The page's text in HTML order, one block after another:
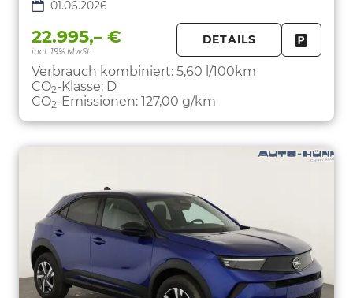
01.06.2026
22.995,– €
incl. 19% MwSt.
DETAILS
Verbrauch kombiniert: 5,60 l/100km
CO2-Klasse: D
CO2-Emissionen: 127,00 g/km